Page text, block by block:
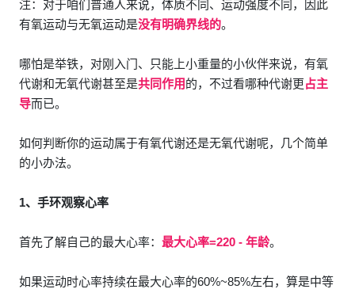
注：对于咱们普通人来说，体质不同、运动强度不同，因此
有氧运动与无氧运动是没有明确界线的。
哪怕是举铁，对刚入门、只能上小重量的小伙伴来说，有氧
代谢和无氧代谢甚至是共同作用的，不过看哪种代谢更占主
导而已。
如何判断你的运动属于有氧代谢还是无氧代谢呢，几个简单
的小办法。
1、手环观察心率
首先了解自己的最大心率： 最大心率=220 - 年龄。
如果运动时心率持续在最大心率的60%~85%左右，算是中等